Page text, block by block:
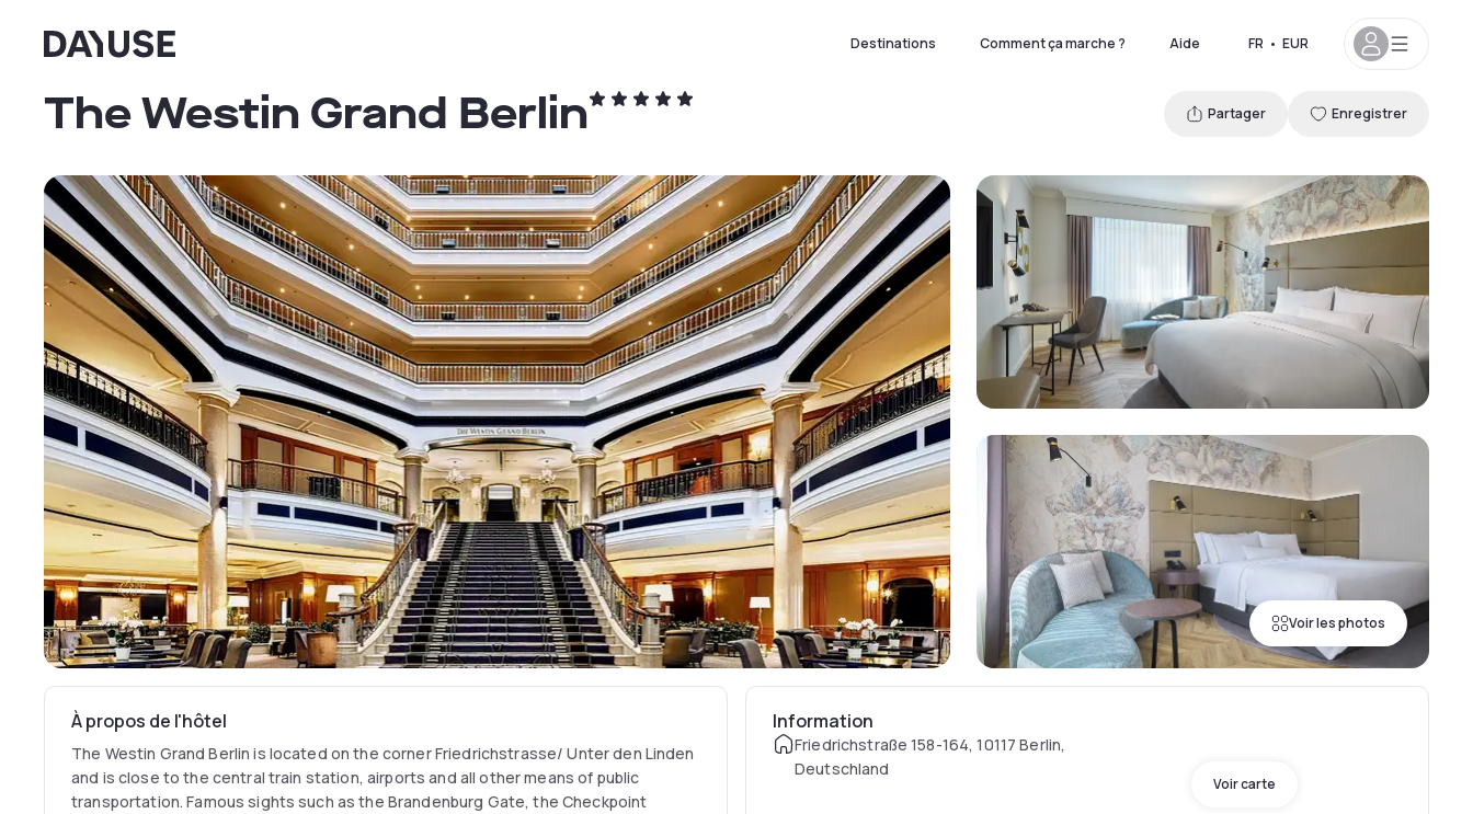
Dayuse Destinations Comment ça marche ? Aide FR • EUR
Voir les photos
The Westin Grand Berlin Partager Enregistrer
À propos de l'hôtel
The Westin Grand Berlin is located on the corner Friedrichstrasse/ Unter den Linden
and is close to the central train station, airports and all other means of public
transportation. Famous sights such as the Brandenburg Gate, the Checkpoint
Information
Friedrichstraße 158-164, 10117 Berlin,
Deutschland
Voir carte